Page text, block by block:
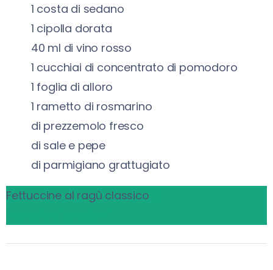
1 costa di sedano
1 cipolla dorata
40 ml di vino rosso
1 cucchiai di concentrato di pomodoro
1 foglia di alloro
1 rametto di rosmarino
di prezzemolo fresco
di sale e pepe
di parmigiano grattugiato
Fettuccine al ragù classico